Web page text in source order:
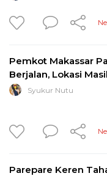
Pemkot Makassar
Berjalan, Lokasi
Syukur Nutu
Parepare Keren